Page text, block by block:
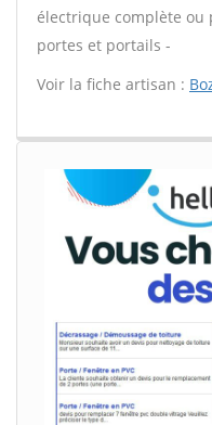
électrique complète
portes et portails -
Voir la fiche artisan :